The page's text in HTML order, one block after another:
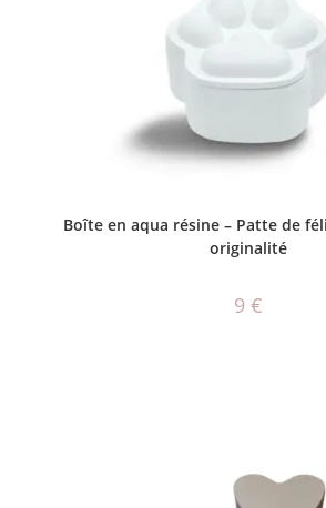
Boîte en aqua résine – Patte de
originalité
9 €